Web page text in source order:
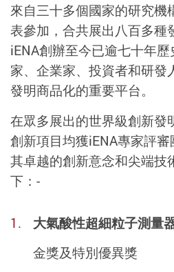
來自三十多個國家的研究機
表參加， 合共展出八百多種
iENA創辦至今已逾七十年歷
家、企業家、投資者和研發
發明商品化的重要平台。
在眾多展出的世界級創新發
創新項目均獲iENA專家評
其卓越的創新意念和尖端技
下： -
大氣酸性超細粒子測量
金獎及特別優異獎